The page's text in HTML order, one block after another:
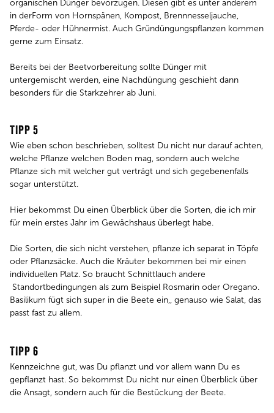
organischen Dünger bevorzugen. Diesen gibt es unter anderem
in derForm von Hornspänen, Kompost, Brennnesseljauche,
Pferde- oder Hühnermist. Auch Gründüngungspflanzen kommen
gerne zum Einsatz.
Bereits bei der Beetvorbereitung sollte Dünger mit
untergemischt werden, eine Nachdüngung geschieht dann
besonders für die Starkzehrer ab Juni.
TIPP 5
Wie eben schon beschrieben, solltest Du nicht nur darauf achten,
welche Pflanze welchen Boden mag, sondern auch welche
Pflanze sich mit welcher gut verträgt und sich gegebenenfalls
sogar unterstützt.
Hier bekommst Du einen Überblick über die Sorten, die ich mir
für mein erstes Jahr im Gewächshaus überlegt habe.
Die Sorten, die sich nicht verstehen, pflanze ich separat in Töpfe
oder Pflanzsäcke. Auch die Kräuter bekommen bei mir einen
individuellen Platz. So braucht Schnittlauch andere
Standortbedingungen als zum Beispiel Rosmarin oder Oregano.
Basilikum fügt sich super in die Beete ein,, genauso wie Salat, das
passt fast zu allem.
TIPP 6
Kennzeichne gut, was Du pflanzt und vor allem wann Du es
gepflanzt hast. So bekommst Du nicht nur einen Überblick über
die Ansagt, sondern auch für die Bestückung der Beete.